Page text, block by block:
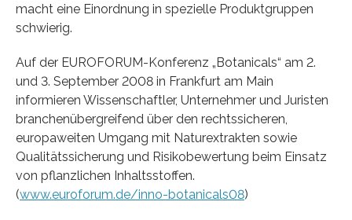
macht eine Einordnung in spezielle Produktgruppen
schwierig.
Auf der EUROFORUM-Konferenz „Botanicals“ am 2.
und 3. September 2008 in Frankfurt am Main
informieren Wissenschaftler, Unternehmer und Juristen
branchenübergreifend über den rechtssicheren,
europaweiten Umgang mit Naturextrakten sowie
Qualitätssicherung und Risikobewertung beim Einsatz
von pflanzlichen Inhaltsstoffen.
(www.euroforum.de/inno-botanicals08)